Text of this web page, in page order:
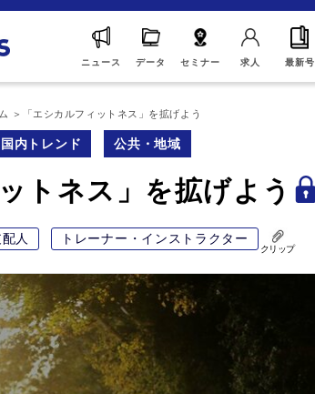
ニュース データ セミナー 求人 最新号
「エシカルフィットネス」を拡げよう
国内トレンド 公共・地域
トネス」を拡げよう
人 トレーナー・インストラクター
クリップ